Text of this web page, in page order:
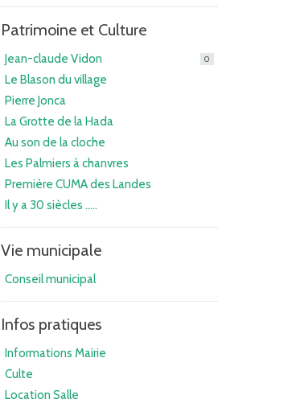
Patrimoine et Culture
Jean-claude Vidon 0
Le Blason du village
Pierre Jonca
La Grotte de la Hada
Au son de la cloche
Les Palmiers à chanvres
Première CUMA des Landes
Il y a 30 siècles .....
Vie municipale
Conseil municipal
Infos pratiques
Informations Mairie
Culte
Location Salle